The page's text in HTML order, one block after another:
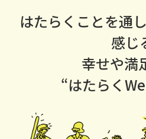
はたらくことを通
感じ
幸せや満
“はたらく